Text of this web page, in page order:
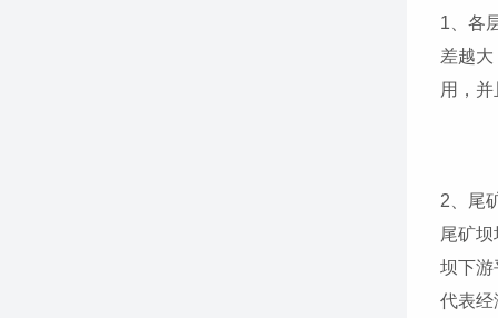
1、各
差越
用，
2、尾
尾矿
坝下游
代表经